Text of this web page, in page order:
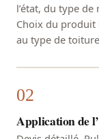
l’état, du type
Choix du
au type de
Application de